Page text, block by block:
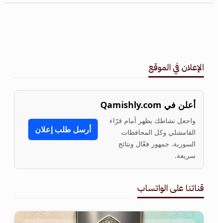
الإعلان في الموقع
أعلن في Qamishly.com
واجعل نشاطك يظهر أمام قرّاء
القامشلي وكل المحافظات
السورية. جمهور فعّال ونتائج
سريعة.
أرسل طلب إعلان
قناتنا على الواتساب